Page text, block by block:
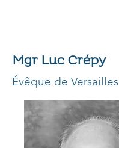
Mgr Luc Crépy
Évêque de Versailles